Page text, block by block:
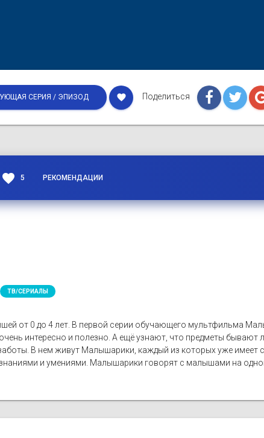
СЕРИЯ / ЭПИЗОД favorite Поделиться
favorite 5 РЕКОМЕНДАЦИИ
ТВ/СЕРИАЛЫ
от 0 до 4 лет. В первой серии обучающего мультфильма
интересно и полезно. А ещё узнают, что предметы
В нем живут Малышарики, каждый из которых уже имеет
и умениями. Малышарики говорят с малышами на